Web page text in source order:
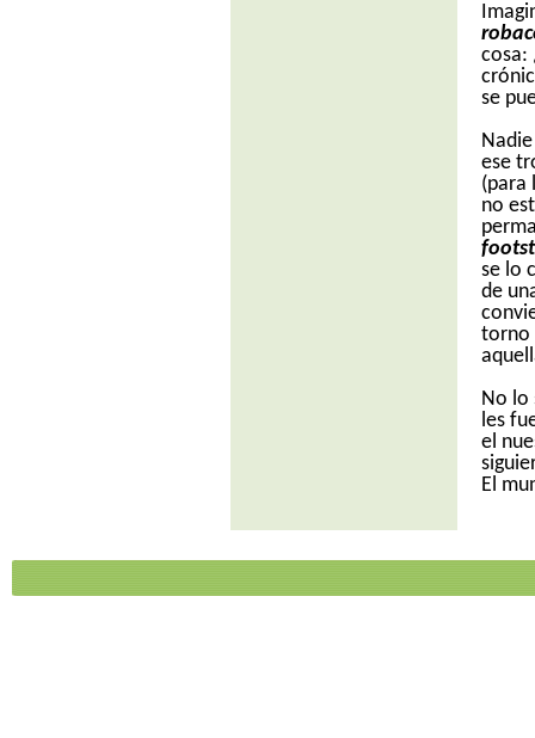
cosa:
se
ese
(para
no
se lo
de
torno
No lo
les
el
El